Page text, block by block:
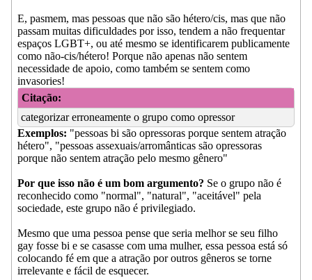
E, pasmem, mas pessoas que não são hétero/cis, mas que não
passam muitas dificuldades por isso, tendem a não frequentar
espaços LGBT+, ou até mesmo se identificarem publicamente
como não-cis/hétero! Porque não apenas não sentem
necessidade de apoio, como também se sentem como
invasories!
Citação:
categorizar erroneamente o grupo como opressor
Exemplos: "pessoas bi são opressoras porque sentem atração
hétero", "pessoas assexuais/arromânticas são opressoras
porque não sentem atração pelo mesmo gênero"
Por que isso não é um bom argumento? Se o grupo não é
reconhecido como "normal", "natural", "aceitável" pela
sociedade, este grupo não é privilegiado.
Mesmo que uma pessoa pense que seria melhor se seu filho
gay fosse bi e se casasse com uma mulher, essa pessoa está só
colocando fé em que a atração por outros gêneros se torne
irrelevante e fácil de esquecer.